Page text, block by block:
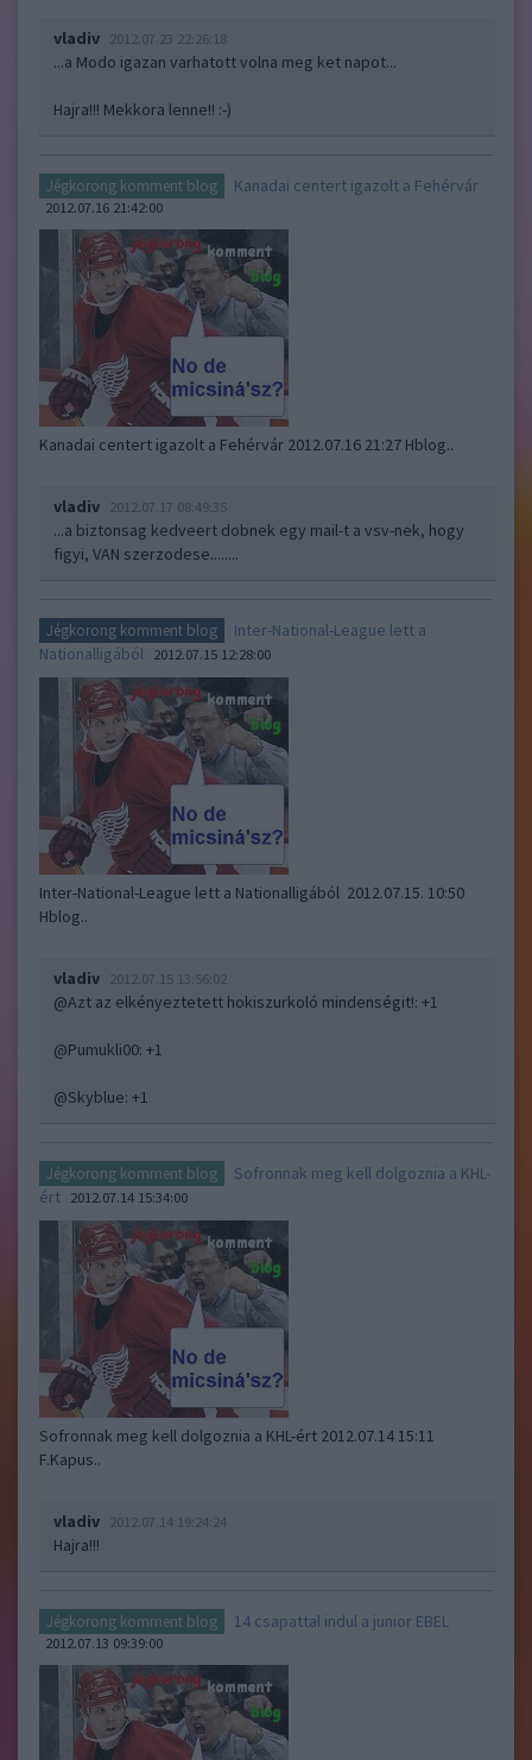
vladiv 2012.07.23 22:26:18
...a Modo igazan varhatott volna meg ket napot...
Hajra!!! Mekkora lenne!! :-)
Jégkorong komment blog Kanadai centert igazolt a Fehérvár
2012.07.16 21:42:00
Kanadai centert igazolt a Fehérvár 2012.07.16 21:27 Hblog..
vladiv 2012.07.17 08:49:35
...a biztonsag kedveert dobnek egy mail-t a vsv-nek, hogy
figyi, VAN szerzodese........
Jégkorong komment blog
Inter-National-League lett a
Nationalligából 2012.07.15 12:28:00
Inter-National-League lett a Nationalligából 2012.07.15. 10:50
Hblog..
vladiv 2012.07.15 13:56:02
@Azt az elkényeztetett hokiszurkoló mindenségit!: +1
@Pumukli00: +1
@Skyblue: +1
Jégkorong komment blog
Sofronnak meg kell dolgoznia a KHL-
ért 2012.07.14 15:34:00
Sofronnak meg kell dolgoznia a KHL-ért 2012.07.14 15:11
F.Kapus..
vladiv 2012.07.14 19:24:24
Hajra!!!
Jégkorong komment blog 14 csapattal indul a junior EBEL
2012.07.13 09:39:00